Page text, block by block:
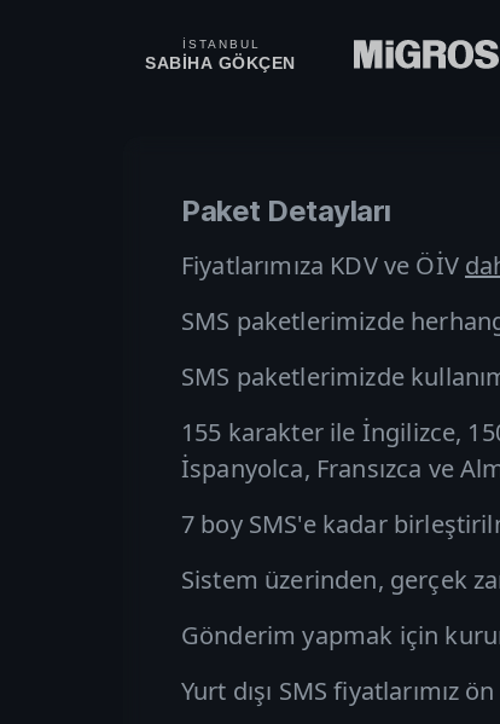
İSTANBUL
SABİHA GÖKÇEN
Paket Detayları
Fiyatlarımıza KDV ve ÖİV
SMS paketlerimizde
SMS paketlerimizde
155 karakter ile İngilizce,
İspanyolca, Fransızca ve
7 boy SMS'e kadar
Sistem üzerinden, gerçek
Gönderim yapmak için
Yurt dışı SMS fiyatlarımız